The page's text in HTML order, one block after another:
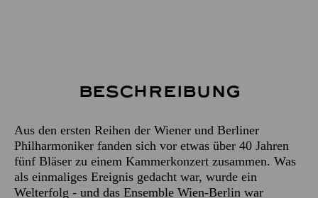
Beschreibung
Aus den ersten Reihen der Wiener und Berliner
Philharmoniker fanden sich vor etwas über 40 Jahren
fünf Bläser zu einem Kammerkonzert zusammen. Was
als einmaliges Ereignis gedacht war, wurde ein
Welterfolg - und das Ensemble Wien-Berlin war